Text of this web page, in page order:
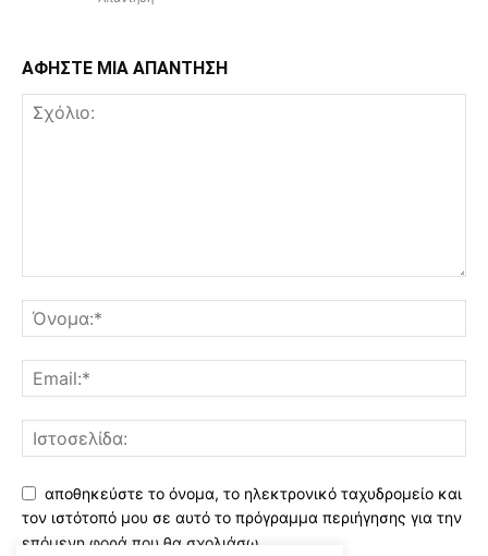
ΑΦΗΣΤΕ ΜΙΑ ΑΠΑΝΤΗΣΗ
αποθηκεύστε το όνομα, το ηλεκτρονικό ταχυδρομείο και
τον ιστότοπό μου σε αυτό το πρόγραμμα περιήγησης για την
επόμενη φορά που θα σχολιάσω.